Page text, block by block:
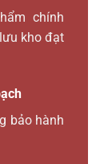
chính
kho đạt
bảo hành